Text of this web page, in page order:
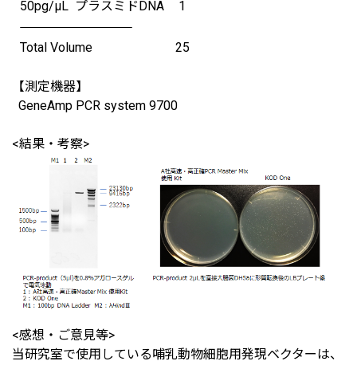
50pg/μL プラスミドDNA
1
Total Volume 25
【測定機器】
GeneAmp PCR system 9700
<結果・考察>
<感想・ご意見等>
当研究室で使用している哺乳動物細胞用発現ベクターは、